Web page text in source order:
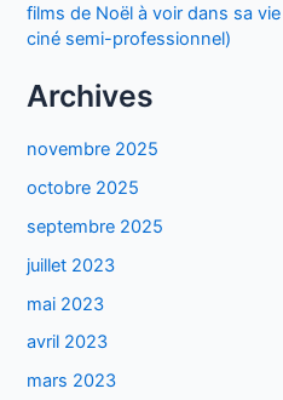
films de Noël à voir dans sa
ciné semi-professionnel)
Archives
novembre 2025
octobre 2025
septembre 2025
juillet 2023
mai 2023
avril 2023
mars 2023